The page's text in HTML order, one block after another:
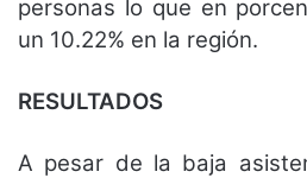
personas lo que en
un 10.22% en la región.
RESULTADOS
A pesar de la baja